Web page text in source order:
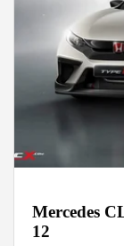
Mercedes
12